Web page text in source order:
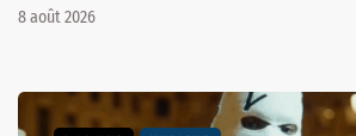
8 août 2026